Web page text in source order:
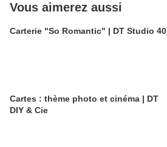
Vous aimerez aussi
Carterie "So Romantic" | DT Studio 40
Cartes : thème photo et cinéma | DT
DIY & Cie